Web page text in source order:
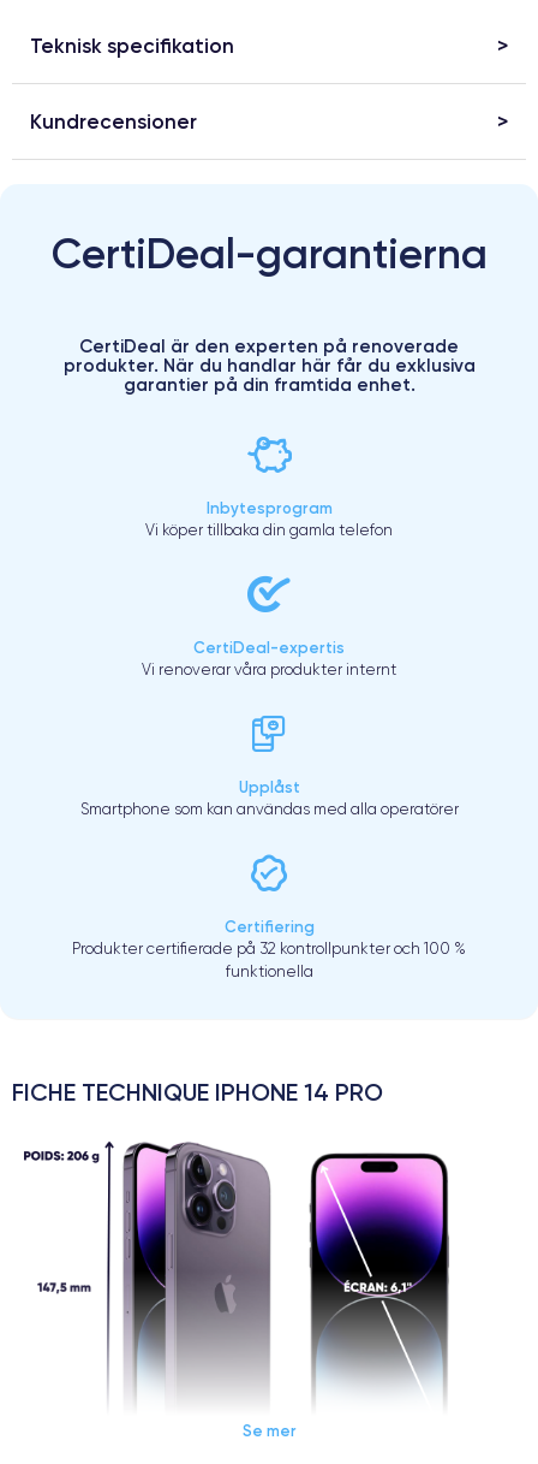
Teknisk specifikation
Kundrecensioner
CertiDeal-garantierna
CertiDeal är den experten på renoverade
produkter. När du handlar här får du exklusiva
garantier på din framtida enhet.
Inbytesprogram
Vi köper tillbaka din gamla telefon
CertiDeal-expertis
Vi renoverar våra produkter internt
Upplåst
Smartphone som kan användas med alla operatörer
Certifiering
Produkter certifierade på 32 kontrollpunkter och 100 %
funktionella
FICHE TECHNIQUE IPHONE 14 PRO
Se mer